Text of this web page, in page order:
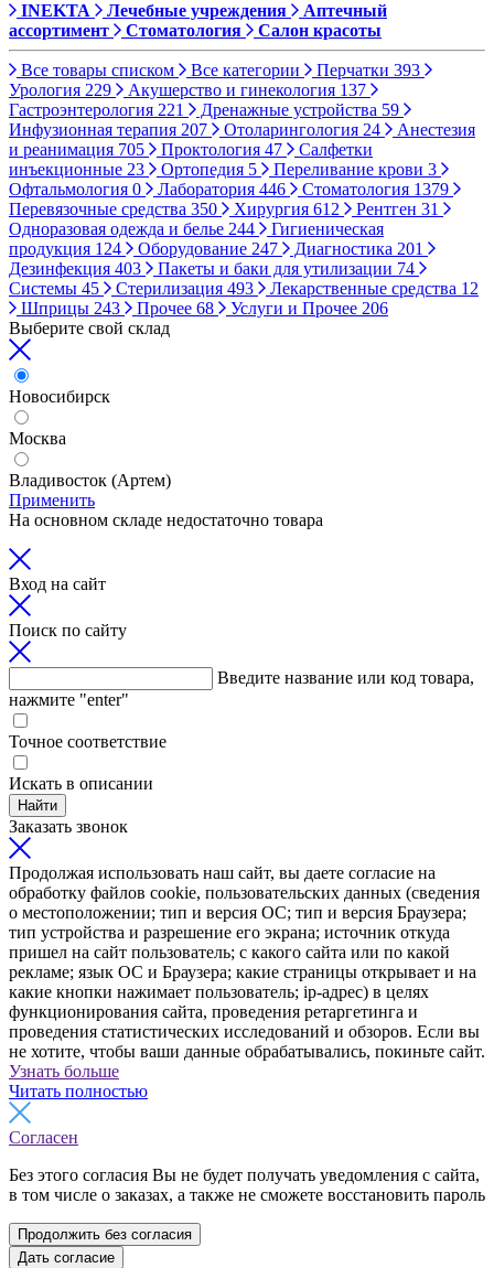
INEKTA Лечебные учреждения
Аптечный
ассортимент
Стоматология Салон красоты
Все товары списком Все категории Перчатки 393
Урология 229 Акушерство и гинекология 137
Гастроэнтерология 221 Дренажные устройства 59
Инфузионная терапия 207 Отоларингология 24
Анестезия
и реанимация 705 Проктология 47
Салфетки
инъекционные 23 Ортопедия 5 Переливание крови 3
Офтальмология 0 Лаборатория 446 Стоматология 1379
Перевязочные средства 350 Хирургия 612 Рентген 31
Одноразовая одежда и белье 244
Гигиеническая
продукция 124 Оборудование 247 Диагностика 201
Дезинфекция 403 Пакеты и баки для утилизации 74
Системы 45 Стерилизация 493 Лекарственные средства 12
Шприцы 243 Прочее 68 Услуги и Прочее 206
Выберите свой склад
Новосибирск
Москва
Владивосток (Артем)
Применить
На основном складе недостаточно товара
Вход на сайт
Поиск по сайту
Введите название или код товара,
нажмите "enter"
Точное соответствие
Искать в описании
Найти
Заказать звонок
Продолжая использовать наш сайт, вы даете согласие на
обработку файлов cookie, пользовательских данных (сведения
о местоположении; тип и версия ОС; тип и версия Браузера;
тип устройства и разрешение его экрана; источник откуда
пришел на сайт пользователь; с какого сайта или по какой
рекламе; язык ОС и Браузера; какие страницы открывает и на
какие кнопки нажимает пользователь; ip-адрес) в целях
функционирования сайта, проведения ретаргетинга и
проведения статистических исследований и обзоров. Если вы
не хотите, чтобы ваши данные обрабатывались, покиньте сайт.
Узнать больше
Читать полностью
Согласен
Без этого согласия Вы не будет получать уведомления с сайта,
в том числе о заказах, а также не сможете восстановить пароль
Продолжить без согласия
Дать согласие